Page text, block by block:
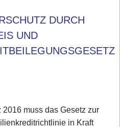
DURCH
UND
muss das Gesetz zur
in Kraft